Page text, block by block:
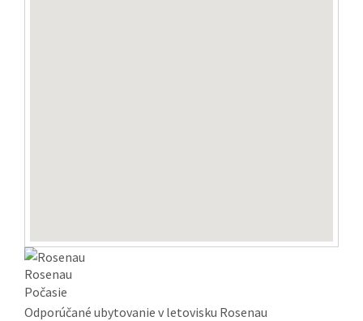
Rosenau
Počasie
Odporúčané ubytovanie v letovisku Rosenau